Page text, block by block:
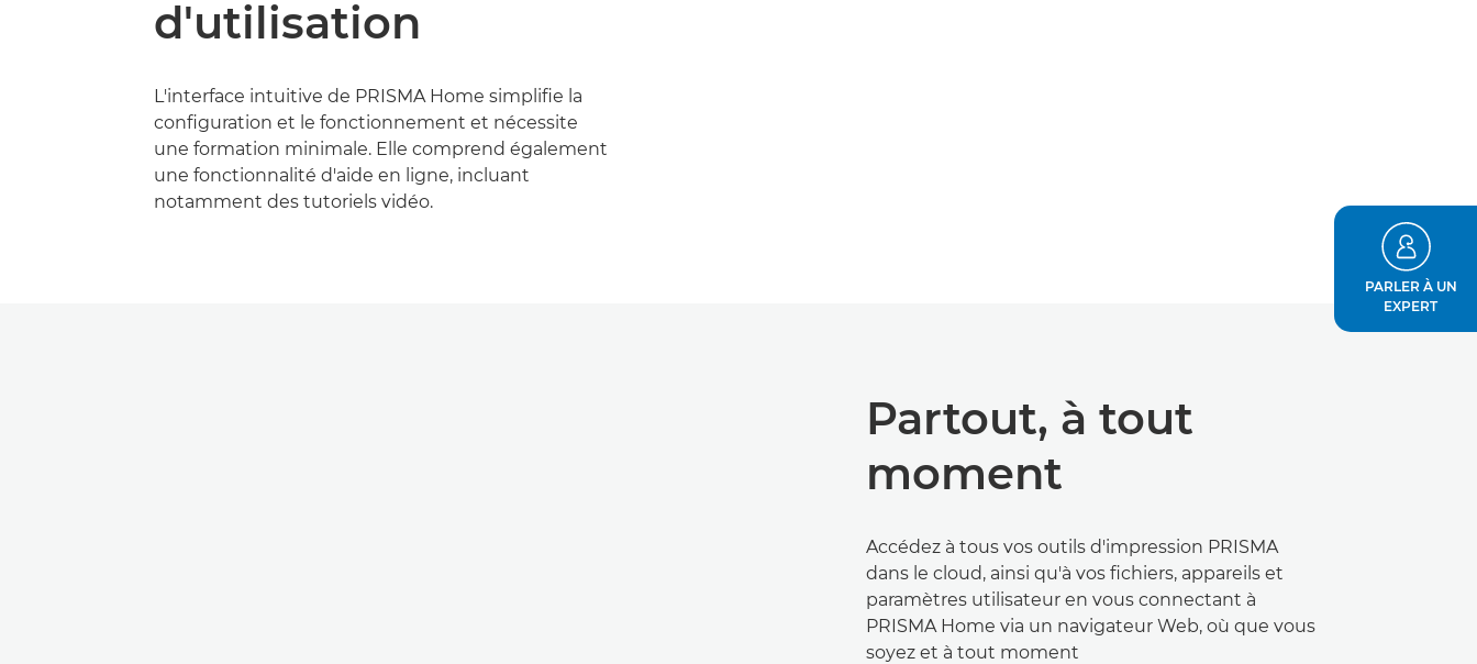
d'utilisation
L'interface intuitive de PRISMA Home simplifie la
configuration et le fonctionnement et nécessite
une formation minimale. Elle comprend également
une fonctionnalité d'aide en ligne, incluant
notamment des tutoriels vidéo.
Partout, à tout
moment
Accédez à tous vos outils d'impression PRISMA
dans le cloud, ainsi qu'à vos fichiers, appareils et
paramètres utilisateur en vous connectant à
PRISMA Home via un navigateur Web, où que vous
soyez et à tout moment
PARLER À UN
EXPERT